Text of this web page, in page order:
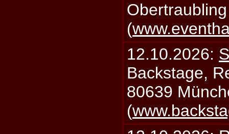
(
12.10.2026:
Backstage,
80639
(